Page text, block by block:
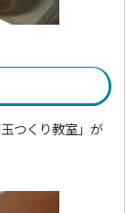
つくり教室」が